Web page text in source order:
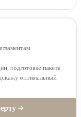
подготовке пакета
оптимальный